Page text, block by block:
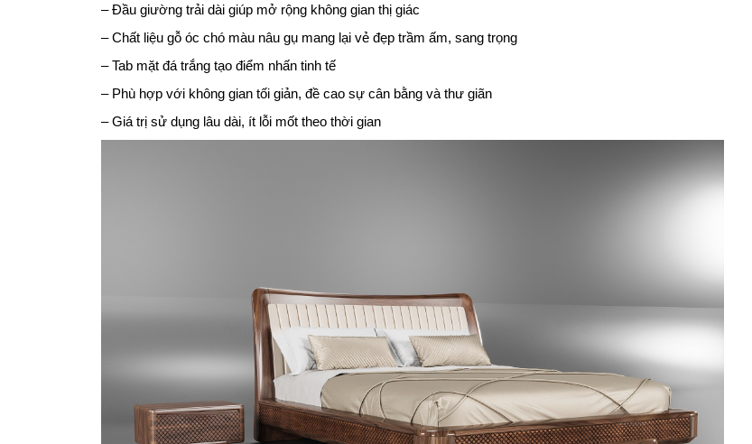
– Đầu giường trải dài giúp mở rộng không gian thị giác
– Chất liệu gỗ óc chó màu nâu gụ mang lại vẻ đẹp trầm ấm, sang trọng
– Tab mặt đá trắng tạo điểm nhấn tinh tế
– Phù hợp với không gian tối giản, đề cao sự cân bằng và thư giãn
– Giá trị sử dụng lâu dài, ít lỗi mốt theo thời gian